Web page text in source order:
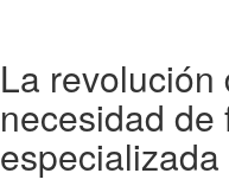
La revolución
necesidad de
especializada